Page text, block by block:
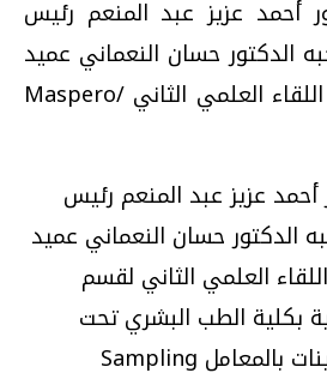
أحمد عزيز عبد المنعم رئيس
الدكتور حسان النعماني عميد
كلية الطب البشري، اللقاء العلمي الثاني /Maspero
أحمد عزيز عبد المنعم رئيس
الدكتور حسان النعماني عميد
العلمي الثاني لقسم
بكلية الطب البشري تحت
بالمعامل Sampling